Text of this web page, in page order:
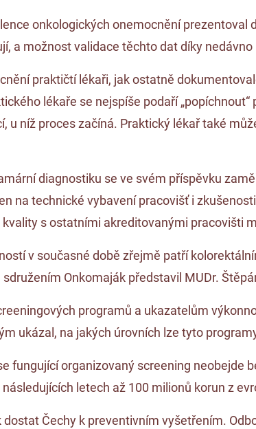
onkologických onemocnění
a možnost validace těchto dat díky
praktičtí lékaři, jak ostatně
lékaře se nejspíše podaří
u níž proces začíná. Praktický lékař také
diagnostiku se ve svém příspěvku
na technické vybavení pracovišť i
s ostatními akreditovanými pracovišti
v současné době zřejmě patří
Onkomaják představil MUDr.
programů a ukazatelům
ukázal, na jakých úrovních lze tyto
fungující organizovaný screening
letech až 100 milionů korun z
Čechy k preventivním vyšetřením.